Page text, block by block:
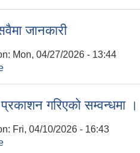
जानकारी
Mon, 04/27/2026 - 13:44
गरिएको सम्वन्धमा ।
Fri, 04/10/2026 - 16:43